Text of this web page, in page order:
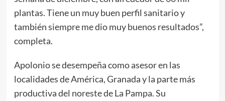
plantas. Tiene un muy buen perfil sanitario y
también siempre me dio muy buenos resultados”,
completa.
Apolonio se desempeña como asesor en las
localidades de América, Granada y la parte más
productiva del noreste de La Pampa. Su